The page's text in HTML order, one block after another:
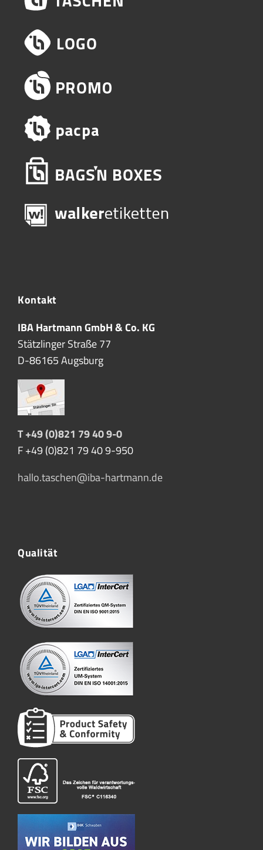
Kontakt
IBA Hartmann GmbH & Co. KG
Stätzlinger Straße 77
D-86165 Augsburg
T +49 (0)821 79 40 9-0
F +49 (0)821 79 40 9-950
hallo.taschen@iba-hartmann.de
Qualität